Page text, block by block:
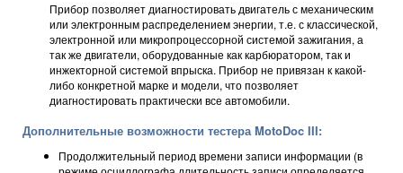
Прибор позволяет диагностировать двигатель с механическим
или электронным распределением энергии, т.е. с классической,
электронной или микропроцессорной системой зажигания, а
так же двигатели, оборудованные как карбюратором, так и
инжекторной системой впрыска. Прибор не привязан к какой-
либо конкретной марке и модели, что позволяет
диагностировать практически все автомобили.
Дополнительные возможности тестера MotoDoc III:
Продолжительный период времени записи информации (в